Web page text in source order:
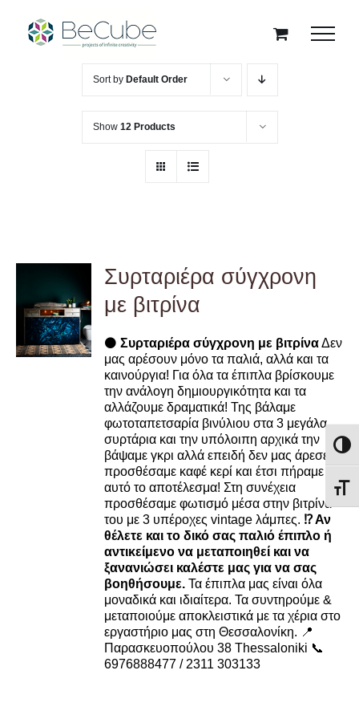
content
Sort by Default Order
Show 12 Products
DETAILS
Συρταριέρα σύγχρονη
με βιτρίνα
⚫ Συρταριέρα σύγχρονη με βιτρίναΔεν
μας αρέσουν μόνο τα παλιά, αλλά και τα
καινούργια! Για όλα τα έπιπλα βρίσκουμε
την ανάλογη δημιουργικότητα και τα
αλλάζουμε δραματικά! Της βάλαμε
φωτοταπετσαρία βινύλιου στα 3 μεγάλα
συρτάρια και την υπόλοιπη αρχικά την
βάψαμε γκρι αλλά επειδή δεν μας άρεσε
προσθέσαμε καφέ κερί και έτσι πήραμε
αυτό το αποτέλεσμα! Στη συνέχεια
προσθέσαμε φωτισμό μέσα στην βιτρίνα
του με 3 υπέροχες vintage λάμπες. ⁉️ Αν
θέλετε και το δικό σας παλιό έπιπλο ή
αντικείμενο να μεταποιηθεί και να
ξανανιώσει καλέστε μας για να σας
βοηθήσουμε. Τα έπιπλα μας είναι όλα
μοναδικά και ιδιαίτερα. Τα συντηρούμε &
μεταποιούμε αποκλειστικά με τα χέρια στο
εργαστήριο μας στη Θεσσαλονίκη. 📍
Παρασκευοπούλου 38 Thessaloniki 📞
6976888477 / 2311 303133